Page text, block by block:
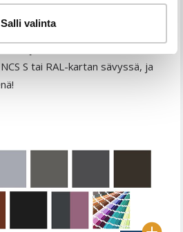
Salli valinta
vaaleanharmaa,
S tai RAL-kartan sävyssä, ja